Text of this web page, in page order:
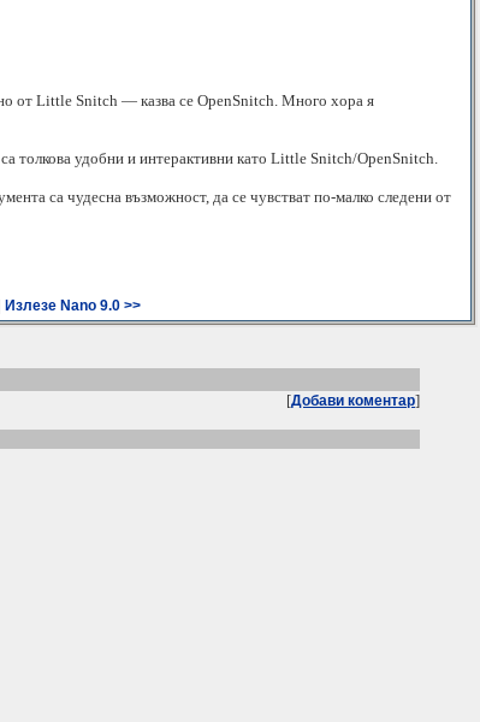
от Little Snitch — казва се OpenSnitch. Много хора я
толкова удобни и интерактивни като Little Snitch/OpenSnitch.
са чудесна възможност, да се чувстват по-малко следени от
Излезе Nano 9.0 >>
[Добави коментар]